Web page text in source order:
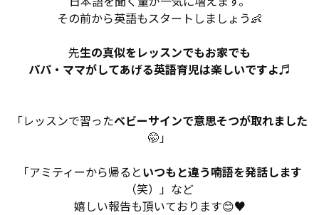
その前から英語もスタートしましょう👶
先生の真似をレッスンでもお家でも
パパ・ママがしてあげる英語育児は楽しいですよ♬
「レッスンで習ったベビーサインで意思そつが取れました
🤭」
「アミティーから帰るといつもと違う喃語を発話します
（笑）」など
嬉しい報告も頂いております😊♥